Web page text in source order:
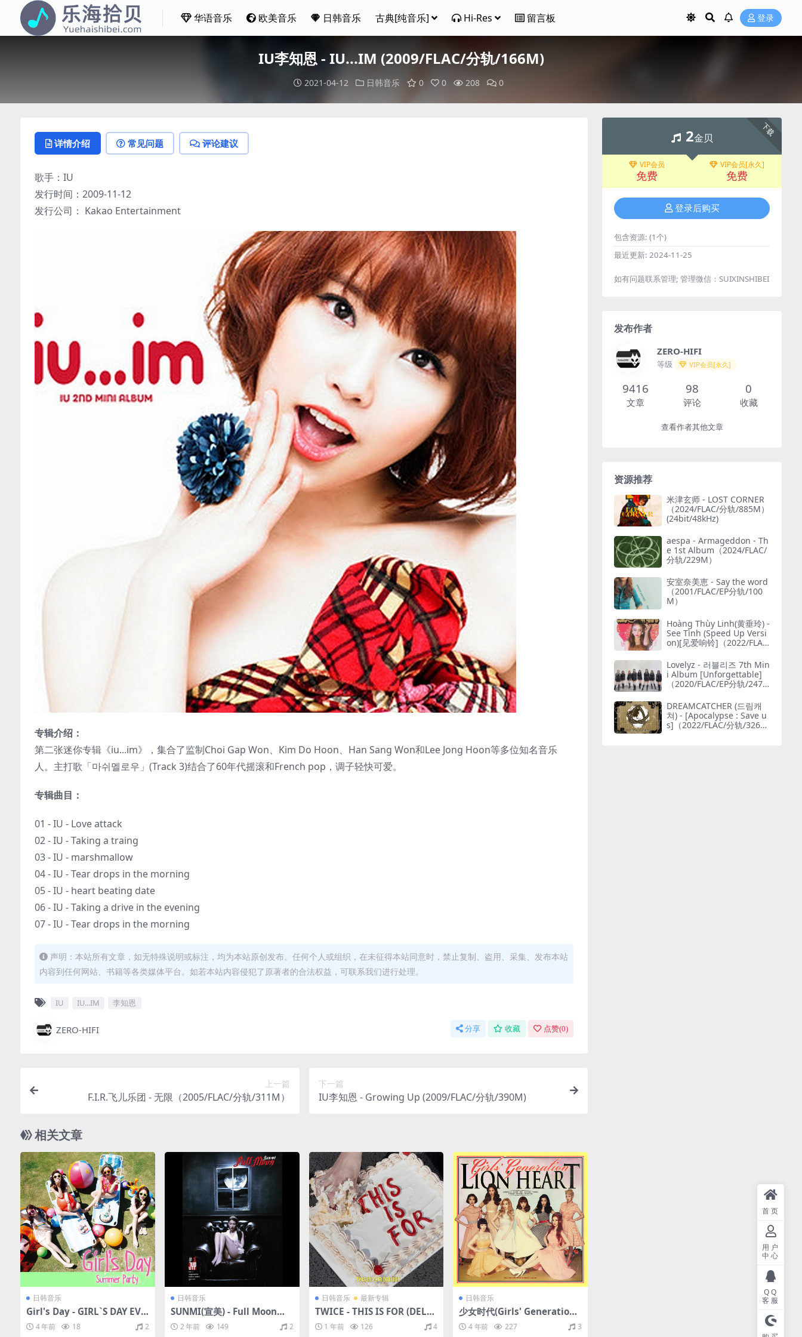
华语音乐 欧美音乐 日韩音乐 古典[纯音乐] Hi-Res 留言板 登录
IU李知恩 - IU...IM (2009/FLAC/分轨/166M)
2021-04-12 日韩音乐 0 0 208 0
详情介绍 常见问题 评论建议
歌手：IU
发行时间：2009-11-12
发行公司： Kakao Entertainment
专辑介绍：
第二张迷你专辑《iu...im》，集合了监制Choi Gap Won、Kim Do Hoon、Han Sang Won和Lee Jong Hoon等多位知名音乐
人。主打歌「마쉬멜로우」(Track 3)结合了60年代摇滚和French pop，调子轻快可爱。
专辑曲目：
01 - IU - Love attack
02 - IU - Taking a traing
03 - IU - marshmallow
04 - IU - Tear drops in the morning
05 - IU - heart beating date
06 - IU - Taking a drive in the evening
07 - IU - Tear drops in the morning
声明：本站所有文章，如无特殊说明或标注，均为本站原创发布。任何个人或组织，在未征得本站同意时，禁止复制、盗用、采集、发布本站
内容到任何网站、书籍等各类媒体平台。如若本站内容侵犯了原著者的合法权益，可联系我们进行处理。
IU IU...IM 李知恩
ZERO-HIFI 分享 收藏 点赞(0)
上一篇
F.I.R.飞儿乐团 - 无限（2005/FLAC/分轨/311M）
下一篇
IU李知恩 - Growing Up (2009/FLAC/分轨/390M)
相关文章
日韩音乐
Girl's Day - GIRL`S DAY EVE
RYDAY #4（2014/FLAC/EP分
轨/110M）
4 年前 18 2
日韩音乐
SUNMI(宣美) - Full Moon（2
014/FLAC/EP分轨/161M）
2 年前 149 2
日韩音乐 最新专辑
TWICE - THIS IS FOR (DELU
XE)（2025/FLAC/分轨/301
M）
1 年前 126 4
日韩音乐
少女时代(Girls' Generation)
- Lion Heart - The 5th Albu
m（2015/FLAC/分轨/313
4 年前 227 3
下载
2金贝
VIP会员
免费
VIP会员[永久]
免费
登录后购买
包含资源: (1个)
最近更新: 2024-11-25
如有问题联系管理; 管理微信：SUIXINSHIBEI
发布作者
ZERO-HIFI
等级 VIP会员[永久]
9416
文章
98
评论
0
收藏
查看作者其他文章
资源推荐
米津玄师 - LOST CORNER
（2024/FLAC/分轨/885M）
(24bit/48kHz)
aespa - Armageddon - Th
e 1st Album（2024/FLAC/
分轨/229M）
安室奈美恵 - Say the word
（2001/FLAC/EP分轨/100
M）
Hoàng Thùy Linh(黄垂玲) -
See Tình (Speed Up Versi
on)[见爱响铃]（2022/FLA
A/24bit/48kHz)
Lovelyz - 러블리즈 7th Min
i Album [Unforgettable]
（2020/FLAC/EP分轨/247
DREAMCATCHER (드림캐
쳐) - [Apocalypse : Save u
s]（2022/FLAC/分轨/326
首页
用户
中心
QQ
客服